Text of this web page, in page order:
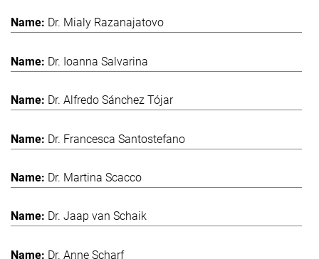
Dr. Mialy Razanajatovo
Dr. Ioanna Salvarina
Dr. Alfredo Sánchez Tójar
Dr. Francesca Santostefano
Dr. Martina Scacco
Dr. Jaap van Schaik
Dr. Anne Scharf